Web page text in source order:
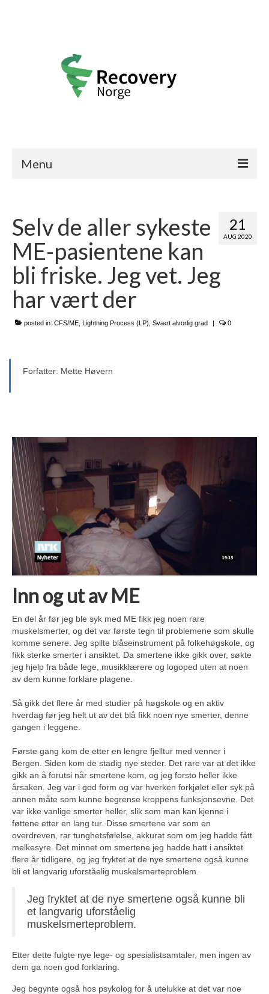
Menu
Frisk-historier
Bli medlem
Kontakt oss
Om oss
RN-seminaret
21
AUG 2020
Selv de aller sykeste
ME-pasientene kan
bli friske. Jeg vet. Jeg
har vært der
posted in: CFS/ME Lightning Process (LP) Svært alvorlig grad 0
Forfatter: Mette Høvern
Inn og ut av ME
En del år før jeg ble syk med ME fikk jeg noen rare
muskelsmerter, og det var første tegn til problemene som skulle
komme senere. Jeg spilte blåseinstrument på folkehøgskole, og
fikk sterke smerter i ansiktet. Da smertene ikke gikk over, søkte
jeg hjelp fra både lege, musikklærere og logoped uten at noen
av dem kunne forklare plagene.
Så gikk det flere år med studier på høgskole og en aktiv
hverdag før jeg helt ut av det blå fikk noen nye smerter, denne
gangen i leggene.
Første gang kom de etter en lengre fjelltur med venner i
Bergen. Siden kom de stadig nye steder. Det rare var at det ikke
gikk an å forutsi når smertene kom, og jeg forsto heller ikke
årsaken. Jeg var i god form og var hverken forkjølet eller syk på
annen måte som kunne begrense kroppens funksjonsevne. Det
var ikke vanlige smerter heller, slik som man kan kjenne i
føttene etter en lang tur. Disse smertene var som en
overdreven, rar tunghetsfølelse, akkurat som om jeg hadde fått
melkesyre. Det minnet om smertene jeg hadde hatt i ansiktet
flere år tidligere, og jeg fryktet at de nye smertene også kunne
bli et langvarig uforståelig muskelsmerteproblem.
Jeg fryktet at de nye smertene også kunne bli
et langvarig uforståelig
muskelsmerteproblem.
Etter dette fulgte nye lege- og spesialistsamtaler, men ingen av
dem ga noen god forklaring.
Jeg begynte også hos psykolog for å utelukke at det var noe